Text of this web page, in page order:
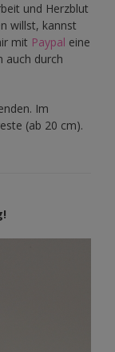
und Herzblut
willst, kannst
mit Paypal eine
auch durch
Im
(ab 20 cm).